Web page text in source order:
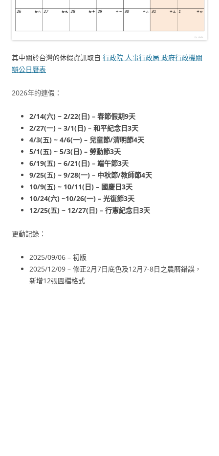
其中關於台灣的休假資訊取自 行政院 人事行政局 政府行政機關
辦公日曆表
2026年的連假：
2/14(六) ~ 2/22(日) – 春節假期9天
2/27(一) ~ 3/1(日) – 和平紀念日3天
4/3(五) ~ 4/6(一) – 兒童節/清明節4天
5/1(五) ~ 5/3(日) – 勞動節3天
6/19(五) ~ 6/21(日) – 端午節3天
9/25(五) ~ 9/28(一) – 中秋節/教師節4天
10/9(五) ~ 10/11(日) – 國慶日3天
10/24(六) ~10/26(一) – 光復節3天
12/25(五) ~ 12/27(日) – 行憲紀念日3天
更動記錄：
2025/09/06 – 初版
2025/12/09 – 修正2月7日底色及12月7-8日之農曆錯誤，
新增12張圖檔格式